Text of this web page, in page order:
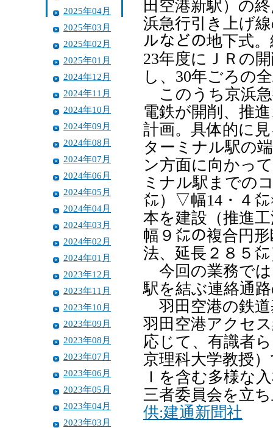
2025年04月
2025年03月
2025年02月
2025年01月
2024年12月
2024年11月
2024年10月
2024年09月
2024年08月
2024年07月
2024年06月
2024年05月
2024年04月
2024年03月
2024年02月
2024年01月
2023年12月
2023年11月
2023年10月
2023年09月
2023年08月
2023年07月
2023年06月
2023年05月
2023年04月
2023年03月
田空港新駅）の
浜急行引き上げ
ルなどの地下式
23年度にＪＲの
し、30年ごろの
このうち京浜急
電鉄が開削、推
計画。具体的に
ターミナル駅の
ン方面に向かっ
ミナル駅までの
㍍）▽幅14・４
本を建設（推進
幅９㍍の複合円
法、延長２８５
今回の業務では
駅を結ぶ連絡通
羽田空港の鉄道
羽田空港アクセ
応じて、有識者
京理科大学教授
Ｉを含む多様な
三者委員会を立
供:建通新聞社